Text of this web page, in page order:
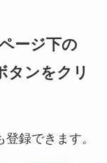
ージ下の
タンをクリ
録できます。